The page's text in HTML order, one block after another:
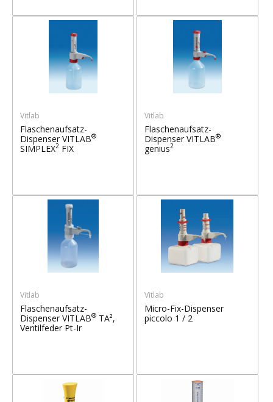
Vitlab
Flaschenaufsatz-
Dispenser VITLAB®
SIMPLEX2FIX
Vitlab
Flaschenaufsatz-
Dispenser VITLAB®
genius2
Vitlab
Flaschenaufsatz-
Dispenser VITLAB®TA²,
Ventilfeder Pt-Ir
Vitlab
Micro-Fix-Dispenser
piccolo 1 / 2